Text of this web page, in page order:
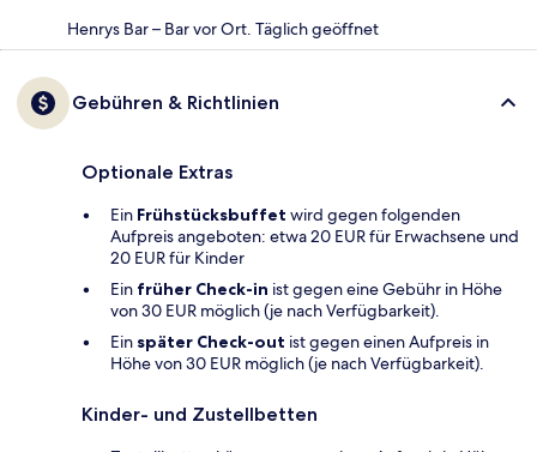
Henrys Bar – Bar vor Ort. Täglich geöffnet
Gebühren & Richtlinien
Optionale Extras
Ein Frühstücksbuffet wird gegen folgenden
Aufpreis angeboten: etwa 20 EUR für Erwachsene und
20 EUR für Kinder
Ein früher Check-in ist gegen eine Gebühr in Höhe
von 30 EUR möglich (je nach Verfügbarkeit).
Ein später Check-out ist gegen einen Aufpreis in
Höhe von 30 EUR möglich (je nach Verfügbarkeit).
Kinder- und Zustellbetten